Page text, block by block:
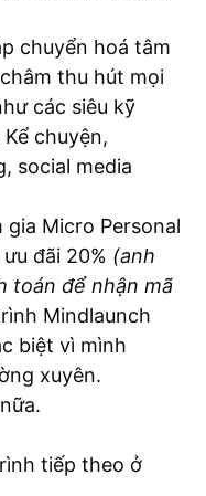
chuyển hoá tâm
thu hút mọi
các siêu kỹ
chuyện,
social media
Micro Personal
đãi 20% (anh
toán để nhận mã
Mindlaunch
biệt vì mình
xuyên.
tiếp theo ở